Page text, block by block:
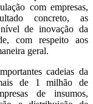
com empresas,
concreto, as
de inovação da
com respeito aos
geral.
cadeias da
de 1 milhão de
de insumos,